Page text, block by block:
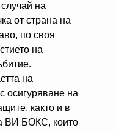
на
от страна на
по своя
на
на
осигуряване на
както и в
ВИ БОКС, които